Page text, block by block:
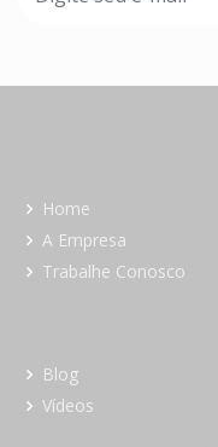
Home
A Empresa
Trabalhe Conosco
Blog
Vídeos